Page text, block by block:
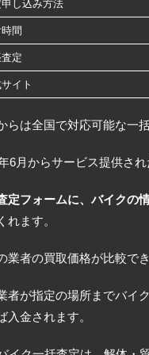
し込み方法
間
定
イト
らは全国で対応可能な一
6月からサービス提供さ
定フォームに、バイクの
れます。
業者の買取価格が比較で
者が指定の場所までバイ
入金されます。